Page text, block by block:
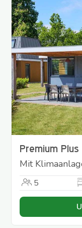
Premium
Mit
5